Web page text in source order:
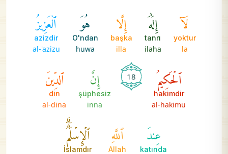
لَآ
yoktur
la
إِلَٰهَ
tanrı
ilaha
إِلَّا
başka
illa
هُوَ
O'ndan
huwa
ٱلۡعَزِيزُ
azizdir
al-'azizu
ٱلۡحَكِيمُ
hakimdir
al-hakimu
18 إِنَّ
şüphesiz
inna
ٱلدِّينَ
din
al-dina
عِندَ
katında
ٱللَّهِ
Allah
ٱلۡإِسۡلَٰمُۗ
İslamdır